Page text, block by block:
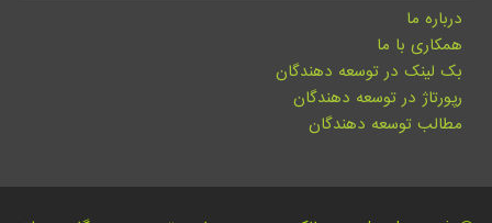
درباره ما
همکاری با ما
بک لینک در توسعه دهندگان
رپورتاژ در توسعه دهندگان
مطالب توسعه دهندگان